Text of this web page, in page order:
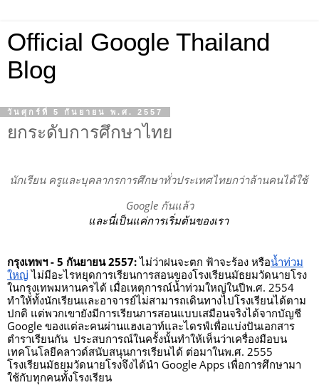
Official Google Thailand
Blog
วันศุกร์ที่ 5 กันยายน พ.ศ. 2557
ยกระดับการศึกษาไทย
นักเรียน ครูและบุคลากรการศึกษาทั่วประเทศไทยกว่าล้านคนได้ใช้
Google กันแล้ว
และนี่เป็นแค่การเริ่มต้นของเรา
กรุงเทพฯ - 5 กันยายน 2557: ไม่ว่าฝนจะตก ฟ้าจะร้อง หรือน้ำท่วม
ใหญ่ ไม่มีอะไรหยุดการเรียนการสอนของโรงเรียนมัธยมวัดนายโรง
ในกรุงเทพมหานครได้ เมื่อเหตุการณ์น้ำท่วมใหญ่ในปีพ.ศ. 2554
ทำให้ทั้งนักเรียนและอาจารย์ไม่สามารถเดินทางไปโรงเรียนได้ตาม
ปกติ แต่พวกเขายังมีการเรียนการสอนแบบเสมือนจริงได้จากบัญชี
Google ของแต่ละคนผ่านแฮงเอาท์และไดรฟ์เพื่อแบ่งปันเอกสาร
ตำราเรียนกัน  ประสบการณ์ในครั้งนั้นทำให้เห็นว่าเครื่องมือบน
เทคโนโลยีคลาวด์สนับสนุนการเรียนได้ ต่อมาในพ.ศ. 2555
โรงเรียนมัธยมวัดนายโรงจึงได้นำ Google Apps เพื่อการศึกษามา
ใช้กับทุกคนทั้งโรงเรียน